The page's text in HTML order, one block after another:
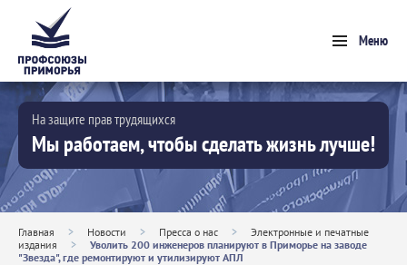
Меню
На защите прав трудящихся
Мы работаем, чтобы сделать жизнь лучше!
Главная > Новости > Пресса о нас >
Электронные и печатные
издания
>
Уволить 200 инженеров планируют в Приморье на заводе
"Звезда", где ремонтируют и утилизируют АПЛ